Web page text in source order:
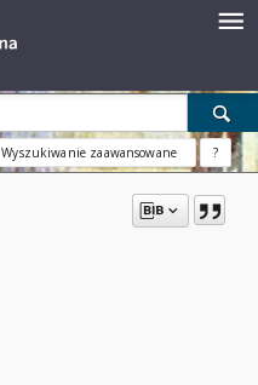
Wyszukiwanie zaawansowane ?